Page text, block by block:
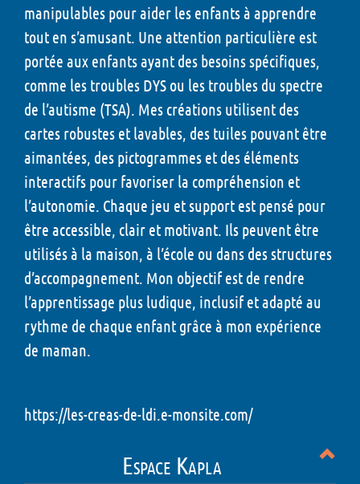
manipulables pour aider les enfants à apprendre
tout en s’amusant. Une attention particulière est
portée aux enfants ayant des besoins spécifiques,
comme les troubles DYS ou les troubles du spectre
de l’autisme (TSA). Mes créations utilisent des
cartes robustes et lavables, des tuiles pouvant être
aimantées, des pictogrammes et des éléments
interactifs pour favoriser la compréhension et
l’autonomie. Chaque jeu et support est pensé pour
être accessible, clair et motivant. Ils peuvent être
utilisés à la maison, à l’école ou dans des structures
d’accompagnement. Mon objectif est de rendre
l’apprentissage plus ludique, inclusif et adapté au
rythme de chaque enfant grâce à mon expérience
de maman.
https://les-creas-de-ldi.e-monsite.com/
Espace Kapla